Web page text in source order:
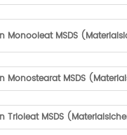
Monooleat MSDS
Monostearat MSDS
Trioleat MSDS